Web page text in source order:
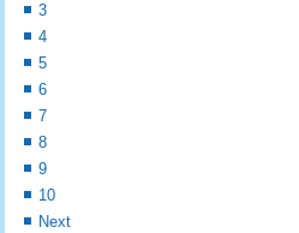
3
4
5
6
7
8
9
10
Next